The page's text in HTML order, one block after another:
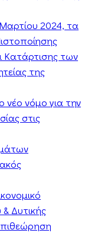
2024, τα
Κατάρτισης των
της
νέο νόμο για την
στις
Δυτικής